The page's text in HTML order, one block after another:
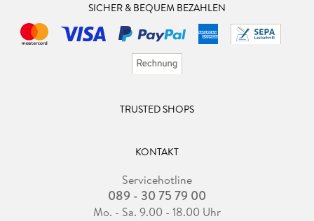
SICHER & BEQUEM BEZAHLEN
TRUSTED SHOPS
KONTAKT
Servicehotline
089 - 30 75 79 00
Mo. - Sa. 9.00 - 18.00 Uhr